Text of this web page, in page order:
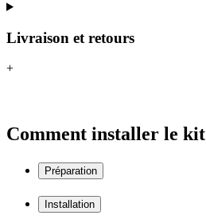
Livraison et retours
+
Comment installer le kit
Préparation
Installation